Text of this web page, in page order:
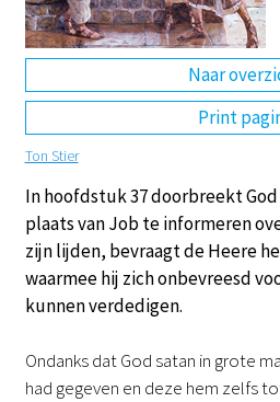
Naar
Print
Ton Stier
In hoofdstuk 37 doorbreekt
plaats van Job te informeren
zijn lijden, bevraagt de Heere
waarmee hij zich onbevreesd
kunnen verdedigen.
Ondanks dat God satan in grote
had gegeven en deze hem zelfs